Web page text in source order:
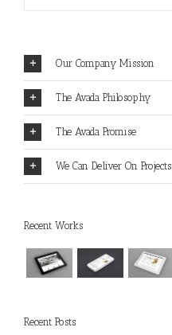
Our Company Mission
The Avada Philosophy
The Avada Promise
We Can Deliver On Projects
Recent Works
Recent Posts